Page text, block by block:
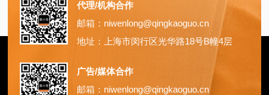
代理/机构合作
邮箱：niwenlong@qingkaoguo.cn
地址：上海市闵行区光华路18号B幢4层
广告/媒体合作
邮箱：niwenlong@qingkaoguo.cn